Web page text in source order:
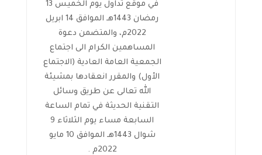
في موقع تداول يوم الخميس 13
رمضان 1443هـ الموافق 14 ابريل
2022م، والمتضمن دعوة
المساهمين الكرام الى اجتماع
الجمعية العامة العادية (الاجتماع
الأول) والمقرر انعقادها بمشيئة
الله تعالى عن طريق وسائل
التقنية الحديثة في تمام الساعة
السابعة مساء يوم الثلاثاء 9
شوال 1443هـ الموافق 10 مايو
2022م .